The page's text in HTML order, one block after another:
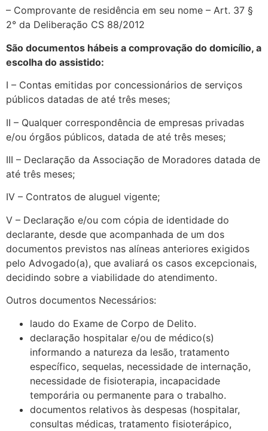
– Comprovante de residência em seu nome – Art. 37 §
2° da Deliberação CS 88/2012
São documentos hábeis a comprovação do domicílio, a
escolha do assistido:
I – Contas emitidas por concessionários de serviços
públicos datadas de até três meses;
II – Qualquer correspondência de empresas privadas
e/ou órgãos públicos, datada de até três meses;
III – Declaração da Associação de Moradores datada de
até três meses;
IV – Contratos de aluguel vigente;
V – Declaração e/ou com cópia de identidade do
declarante, desde que acompanhada de um dos
documentos previstos nas alíneas anteriores exigidos
pelo Advogado(a), que avaliará os casos excepcionais,
decidindo sobre a viabilidade do atendimento.
Outros documentos Necessários:
laudo do Exame de Corpo de Delito.
declaração hospitalar e/ou de médico(s)
informando a natureza da lesão, tratamento
específico, sequelas, necessidade de internação,
necessidade de fisioterapia, incapacidade
temporária ou permanente para o trabalho.
documentos relativos às despesas (hospitalar,
consultas médicas, tratamento fisioterápico,